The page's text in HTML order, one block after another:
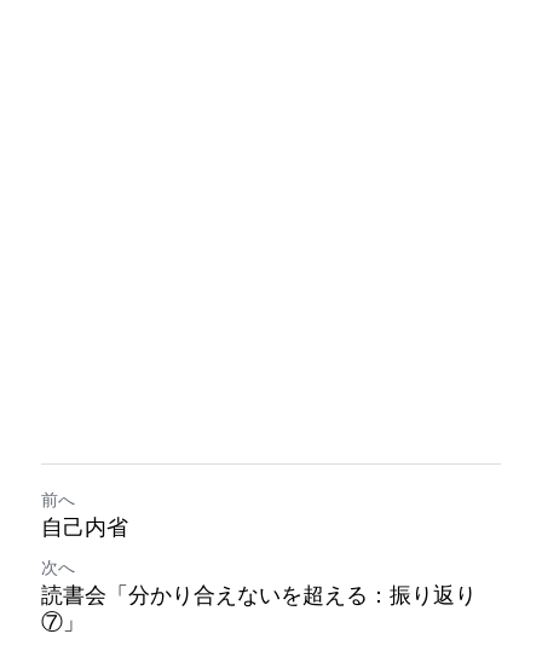
前へ
自己内省
次へ
読書会「分かり合えないを超える：振り返り
⑦」